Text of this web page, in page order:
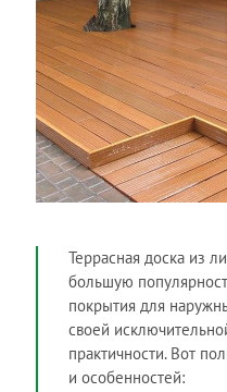
Террасная доска из
большую
покрытия для
своей
практичности. Вот
и особенностей: